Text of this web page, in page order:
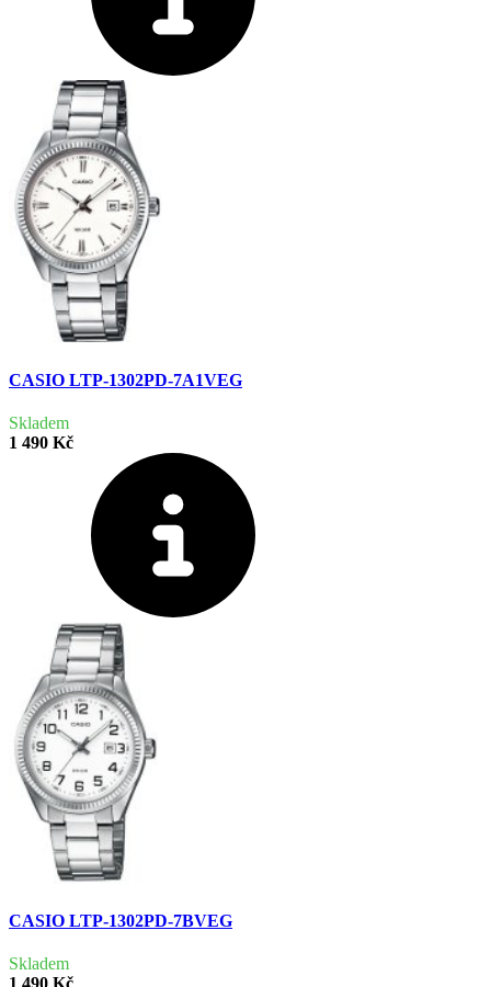
CASIO LTP-1302PD-7A1VEG
Skladem
1 490 Kč
CASIO LTP-1302PD-7BVEG
Skladem